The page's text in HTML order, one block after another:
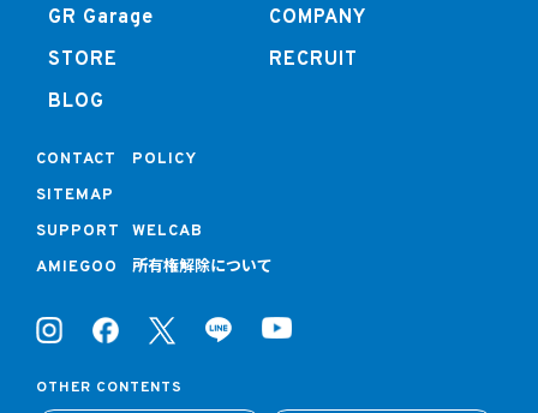
GR Garage
STORE
BLOG
COMPANY
RECRUIT
CONTACT
POLICY
SITEMAP
SUPPORT
WELCAB
AMIEGOO
所有権解除について
OTHER CONTENTS